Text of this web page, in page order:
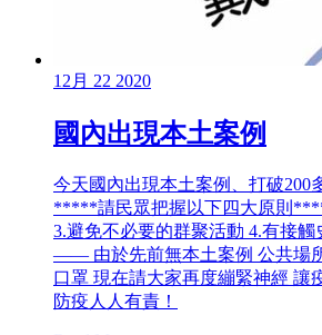
12月 22 2020
國內出現本土案例
今天國內出現本土案例、打破200
*****請民眾把握以下四大原則
3.避免不必要的群聚活動 4.有接
—— 由於先前無本土案例 公共場
口罩 現在請大家再度繃緊神經 讓
防疫人人有責！